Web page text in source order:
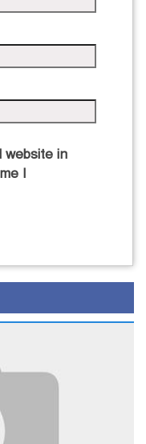
website in
I